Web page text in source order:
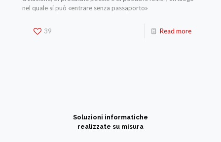
nel quale si può «entrare senza passaporto»
39 Read more
Soluzioni informatiche
realizzate su misura